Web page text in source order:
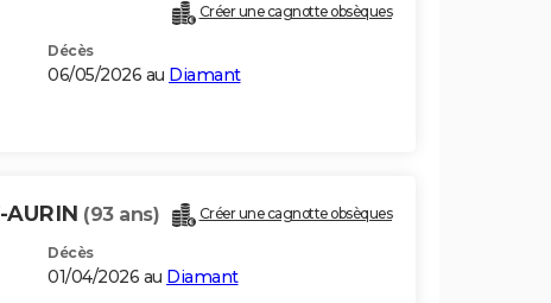
Créer une cagnotte obsèques
Décès
06/05/2026 au Diamant
AURIN (93 ans) Créer une cagnotte obsèques
Décès
01/04/2026 au Diamant